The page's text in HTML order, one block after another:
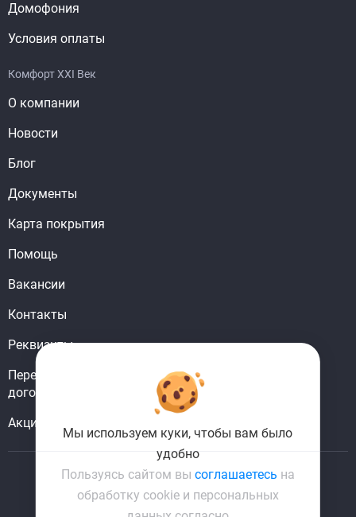
Домофония
Условия оплаты
Комфорт XXI Век
О компании
Новости
Блог
Документы
Карта покрытия
Помощь
Вакансии
Контакты
Реквизиты
Перерегистрировать
договор
Акции
Мы используем куки, чтобы вам было
удобно
Пользуясь сайтом вы соглашаетесь на
обработку cookie и персональных